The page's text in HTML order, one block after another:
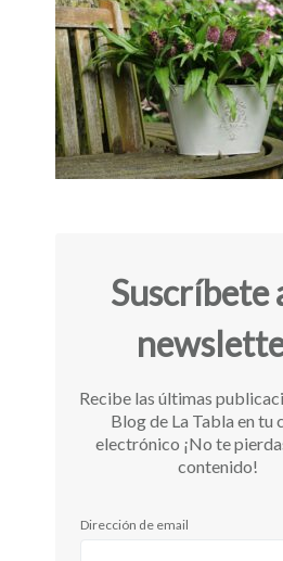
Suscríbete
Recibe las últimas
Blog de La Tabla en tu
electrónico ¡No te
contenido!
Dirección de email